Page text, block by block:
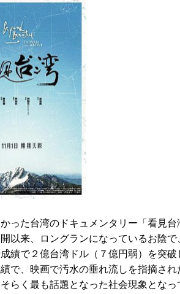
った台湾のドキュメンタリー「看見台
以来、ロングランになっているお陰で
績で２億台湾ドル（７億円弱）を突破
で、映画で汚水の垂れ流しを指摘さ
らく最も話題となった社会現象となっ